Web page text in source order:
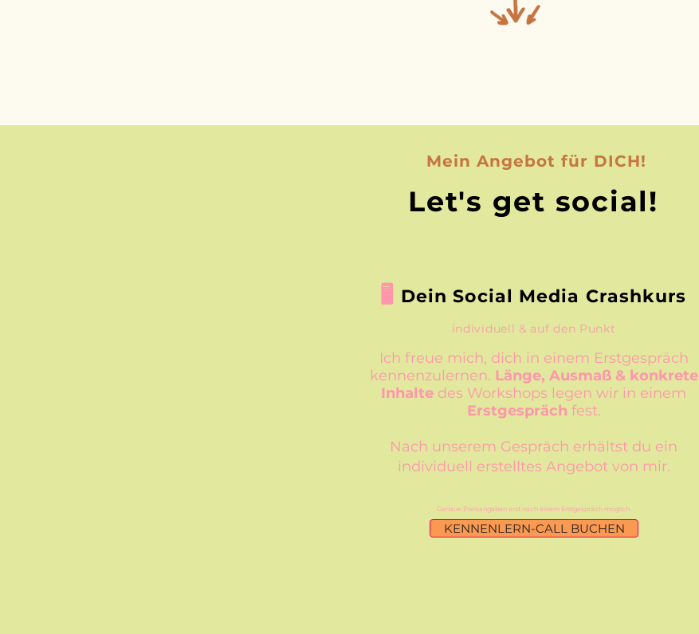
Mein Angebot für DICH!
Let's get social!
🖥️ Dein Social Media Crashkurs
individuell & auf den Punkt
Ich freue mich, dich in einem Erstgespräch
kennenzulernen. Länge, Ausmaß & konkrete
Inhalte des Workshops legen wir in einem
Erstgespräch fest.
Nach unserem Gespräch erhältst du ein
individuell erstelltes Angebot von mir.
Genaue Preisangaben erst nach einem Erstgespräch möglich.
KENNENLERN-CALL BUCHEN